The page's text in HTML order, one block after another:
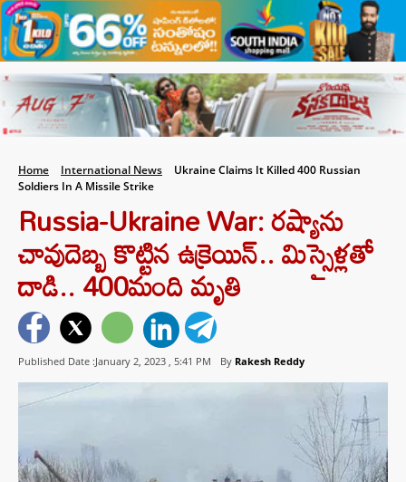
Home International News
Ukraine Claims It Killed 400 Russian
Soldiers In A Missile Strike
Russia-Ukraine War: రష్యాను
చావుదెబ్బ కొట్టిన ఉక్రెయిన్.. మిస్సైళ్లతో
దాడి.. 400మంది మృతి
Published Date :January 2, 2023 , 5:41 PM By Rakesh Reddy